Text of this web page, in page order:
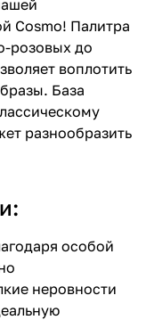
Cosmo! Палитра
розовых до
воплотить
База
разнообразить
особой
неровности